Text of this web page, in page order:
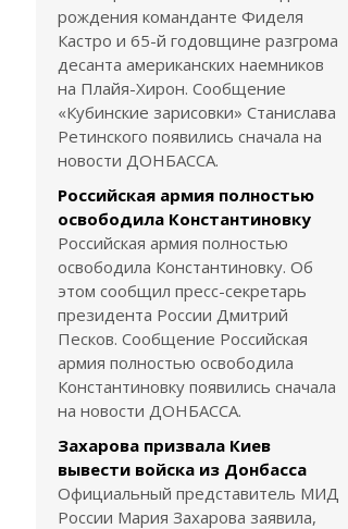
рождения команданте Фиделя
Кастро и 65-й годовщине разгрома
десанта американских наемников
на Плайя-Хирон. Сообщение
«Кубинские зарисовки» Станислава
Ретинского появились сначала на
новости ДОНБАССА.
Российская армия полностью
освободила Константиновку
Российская армия полностью
освободила Константиновку. Об
этом сообщил пресс-секретарь
президента России Дмитрий
Песков. Сообщение Российская
армия полностью освободила
Константиновку появились сначала
на новости ДОНБАССА.
Захарова призвала Киев
вывести войска из Донбасса
Официальный представитель МИД
России Мария Захарова заявила,